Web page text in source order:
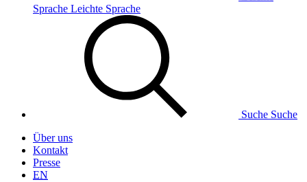
Sprache Leichte Sprache
Suche Suche
Über uns
Kontakt
Presse
EN